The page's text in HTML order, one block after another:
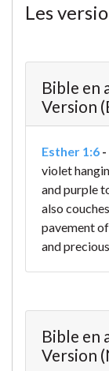
Les
Bible en
Version
Esther 1:6 -
violet
and purple
also
pavement
and
Bible en
Version